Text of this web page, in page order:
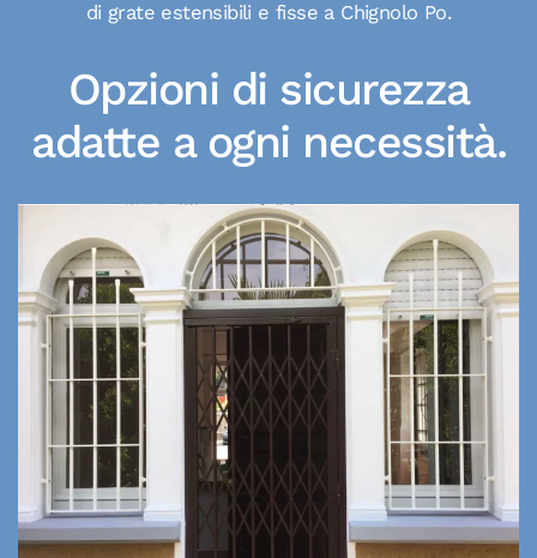
di grate estensibili e fisse a Chignolo Po.
Opzioni di sicurezza
adatte a ogni necessità.